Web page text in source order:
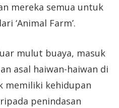
mereka semua untuk
‘Animal Farm’.
mulut buaya, masuk
asal haiwan-haiwan di
memiliki kehidupan
penindasan